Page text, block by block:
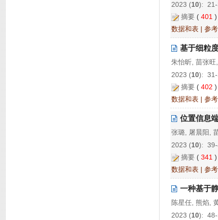
2023 (10):
摘要 ( 401
数据和表 | 参
基于细粒
朱怡昕, 苗张
2023 (10):
摘要 ( 402
数据和表 | 参
位置信息
张璐, 屠晨阳,
2023 (10):
摘要 ( 341
数据和表 | 参
一种基于
陈星任, 熊焰,
2023 (10):